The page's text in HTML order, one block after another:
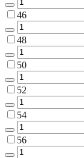
46
48
50
52
54
56